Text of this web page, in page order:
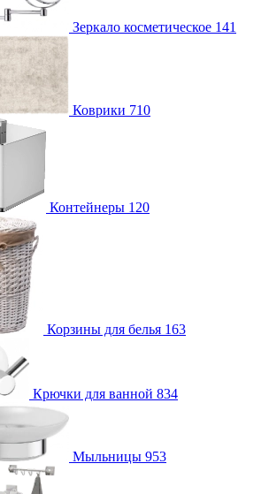
Зеркало косметическое 141
Коврики 710
Контейнеры 120
Корзины для белья 163
Крючки для ванной 834
Мыльницы 953